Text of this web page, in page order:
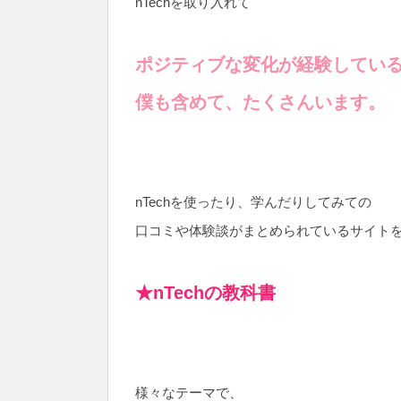
ポジティブな変化が経験してい
僕も含めて、たくさんいます。
nTechを使ったり、学んだりしてみての
口コミや体験談がまとめられているサイト
★nTechの教科書
様々なテーマで、